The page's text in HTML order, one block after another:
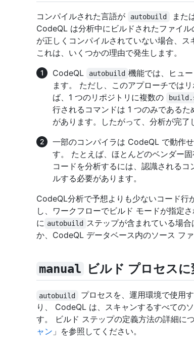
コンパイルされた言語が autobuild また
CodeQL は分析中にビルドされたファイ
が正しくコンパイルされていない場合、ス
これは、いくつかの理由で発生します。
CodeQL
autobuild 機能では、ヒュ
ます。 ただし、このアプローチでは
ば、1 つのリポジトリに複数の
行されるコマンドは 1 つのみである
があります。したがって、分析が完了
一部のコンパイラは CodeQL で動作
す。 たとえば、ほとんどのベンダー
コードを分析するには、認識される
ルする必要があります。
CodeQL分析で予想よりも少ないコード行
し、ワークフローでビルド モードが指定
に autobuild ステップが含まれている場合
か、CodeQL データベース内のソース フ
manual ビルド プロセスに
autobuild
プロセスを、運用環境で使用
り、 CodeQL は、スキャンするすべての
す。 ビルド ステップの定義方法の詳細に
ャン 」を参照してください。